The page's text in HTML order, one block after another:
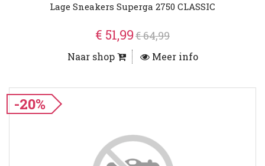
Lage Sneakers Superga 2750 CLASSIC
€ 51,99€ 64,99
Naar shop Meer info
-20%